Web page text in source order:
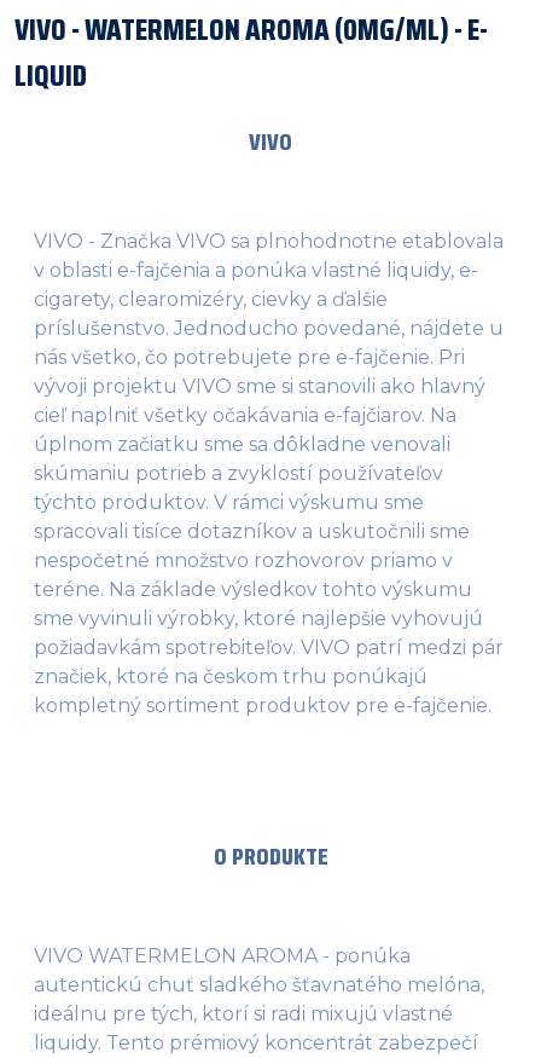
VIVO - WATERMELON AROMA (0MG/ML) - E-
LIQUID
VIVO
VIVO - Značka VIVO sa plnohodnotne etablovala
v oblasti e-fajčenia a ponúka vlastné liquidy, e-
cigarety, clearomizéry, cievky a ďalšie
príslušenstvo. Jednoducho povedané, nájdete u
nás všetko, čo potrebujete pre e-fajčenie. Pri
vývoji projektu VIVO sme si stanovili ako hlavný
cieľ naplniť všetky očakávania e-fajčiarov. Na
úplnom začiatku sme sa dôkladne venovali
skúmaniu potrieb a zvyklostí používateľov
týchto produktov. V rámci výskumu sme
spracovali tisíce dotazníkov a uskutočnili sme
nespočetné množstvo rozhovorov priamo v
teréne. Na základe výsledkov tohto výskumu
sme vyvinuli výrobky, ktoré najlepšie vyhovujú
požiadavkám spotrebiteľov. VIVO patrí medzi pár
značiek, ktoré na českom trhu ponúkajú
kompletný sortiment produktov pre e-fajčenie.
O PRODUKTE
VIVO WATERMELON AROMA - ponúka
autentickú chuť sladkého šťavnatého melóna,
ideálnu pre tých, ktorí si radi mixujú vlastné
liquidy. Tento prémiový koncentrát zabezpečí